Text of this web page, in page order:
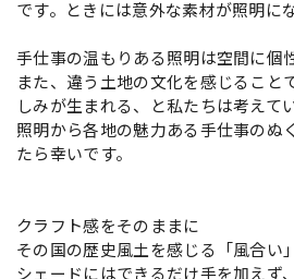
です。ときには意外な素材が照明に
手仕事の温もりある照明は空間に個
また、違う土地の文化を感じること
しみが生まれる、と私たちは考えて
照明から各地の魅力ある手仕事のぬ
たら幸いです。
クラフト感をそのままに
その国の歴史風土を感じる「風合い